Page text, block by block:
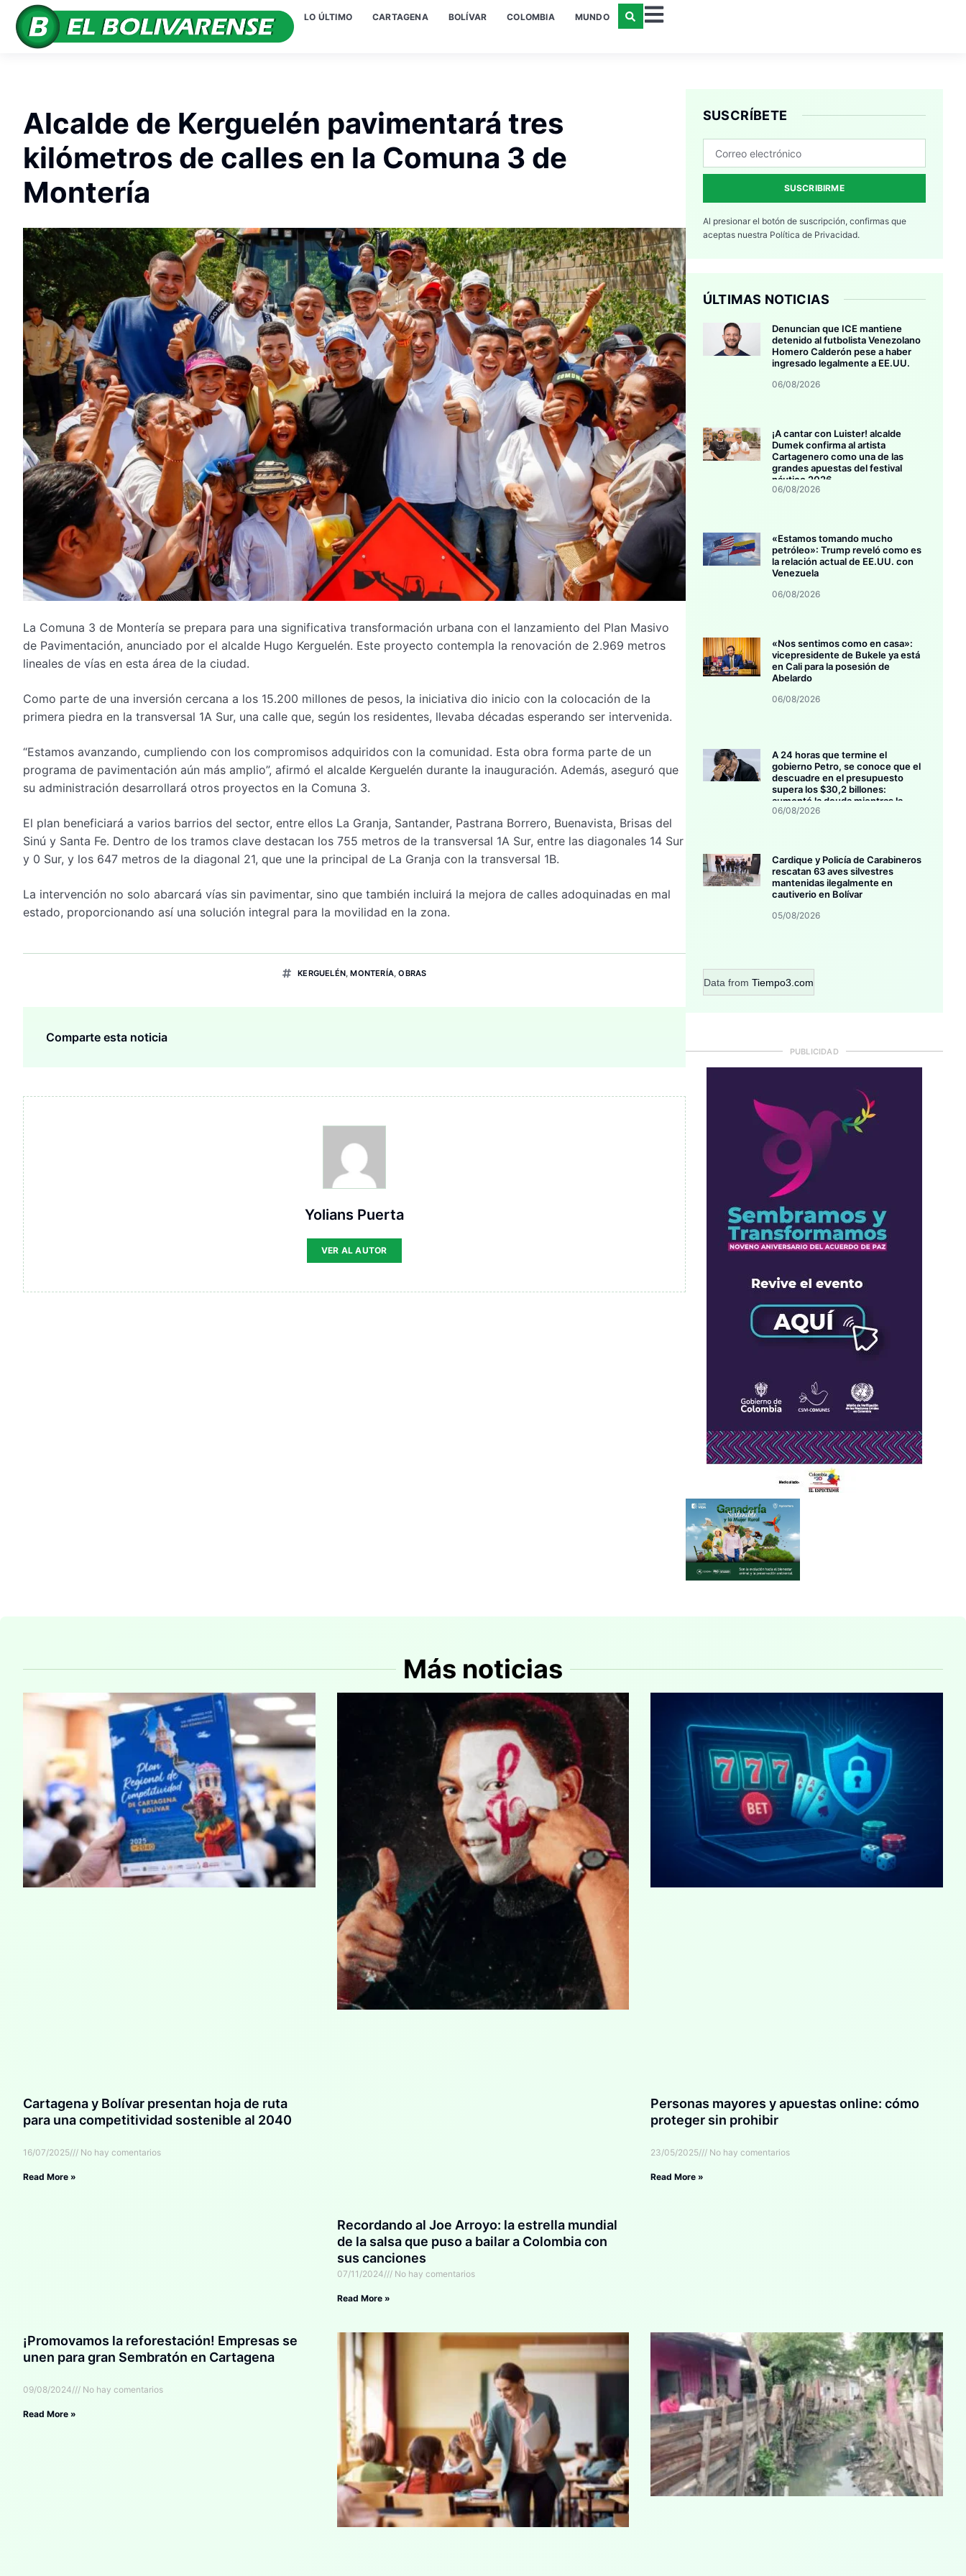
LO ÚLTIMO CARTAGENA BOLÍVAR COLOMBIA MUNDO
Alcalde de Kerguelén pavimentará tres
kilómetros de calles en la Comuna 3 de
Montería
La Comuna 3 de Montería se prepara para una significativa transformación urbana con el lanzamiento del Plan Masivo
de Pavimentación, anunciado por el alcalde Hugo Kerguelén. Este proyecto contempla la renovación de 2.969 metros
lineales de vías en esta área de la ciudad.
Como parte de una inversión cercana a los 15.200 millones de pesos, la iniciativa dio inicio con la colocación de la
primera piedra en la transversal 1A Sur, una calle que, según los residentes, llevaba décadas esperando ser intervenida.
“Estamos avanzando, cumpliendo con los compromisos adquiridos con la comunidad. Esta obra forma parte de un
programa de pavimentación aún más amplio”, afirmó el alcalde Kerguelén durante la inauguración. Además, aseguró que
su administración desarrollará otros proyectos en la Comuna 3.
El plan beneficiará a varios barrios del sector, entre ellos La Granja, Santander, Pastrana Borrero, Buenavista, Brisas del
Sinú y Santa Fe. Dentro de los tramos clave destacan los 755 metros de la transversal 1A Sur, entre las diagonales 14 Sur
y 0 Sur, y los 647 metros de la diagonal 21, que une la principal de La Granja con la transversal 1B.
La intervención no solo abarcará vías sin pavimentar, sino que también incluirá la mejora de calles adoquinadas en mal
estado, proporcionando así una solución integral para la movilidad en la zona.
KERGUELÉN,MONTERÍA,OBRAS
Comparte esta noticia
Yolians Puerta
VER AL AUTOR
SUSCRÍBETE
SUSCRIBIRME
Al presionar el botón de suscripción, confirmas que
aceptas nuestra Política de Privacidad.
ÚLTIMAS NOTICIAS
Denuncian que ICE mantiene
detenido al futbolista Venezolano
Homero Calderón pese a haber
ingresado legalmente a EE.UU.
06/08/2026
¡A cantar con Luister! alcalde
Dumek confirma al artista
Cartagenero como una de las
grandes apuestas del festival
náutico 2026
06/08/2026
«Estamos tomando mucho
petróleo»: Trump reveló como es
la relación actual de EE.UU. con
Venezuela
06/08/2026
«Nos sentimos como en casa»:
vicepresidente de Bukele ya está
en Cali para la posesión de
Abelardo
06/08/2026
A 24 horas que termine el
gobierno Petro, se conoce que el
descuadre en el presupuesto
supera los $30,2 billones:
aumentó la deuda mientras la
inversión se estanca
06/08/2026
Cardique y Policía de Carabineros
rescatan 63 aves silvestres
mantenidas ilegalmente en
cautiverio en Bolívar
05/08/2026
Data from Tiempo3.com
PUBLICIDAD
Más noticias
Cartagena y Bolívar presentan hoja de ruta
para una competitividad sostenible al 2040
16/07/2025 No hay comentarios
Read More »
Recordando al Joe Arroyo: la estrella mundial
de la salsa que puso a bailar a Colombia con
sus canciones
07/11/2024 No hay comentarios
Read More »
Personas mayores y apuestas online: cómo
proteger sin prohibir
23/05/2025 No hay comentarios
Read More »
¡Promovamos la reforestación! Empresas se
unen para gran Sembratón en Cartagena
09/08/2024 No hay comentarios
Read More »